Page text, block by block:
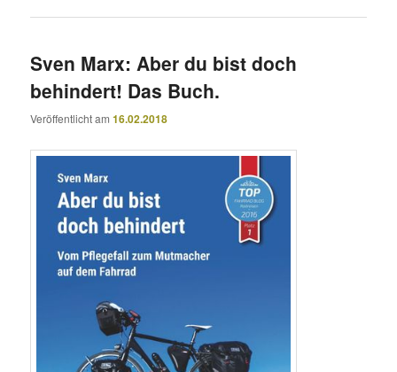
Sven Marx: Aber du bist doch
behindert! Das Buch.
Veröffentlicht am16.02.2018